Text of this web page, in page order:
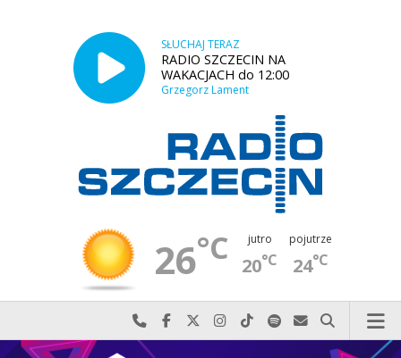
SŁUCHAJ TERAZ
RADIO SZCZECIN NA
WAKACJACH do 12:00
Grzegorz Lament
26°C jutro
20°C
pojutrze
24°C
Najlepiej po prostu do nas zadzwoń
Odwiedź nas na Facebook-u
Odwiedź nas na X
Odwiedź nas na Instagram-ie
Odwiedź nas na TikTok-u
Szukaj nas na Spotify
Wyślij do nas
Szukaj